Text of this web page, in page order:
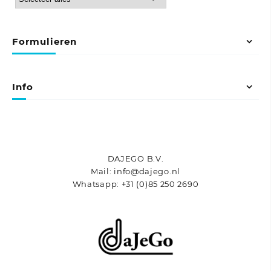
Formulieren
Info
DAJEGO B.V.
Mail: info@dajego.nl
Whatsapp: +31 (0)85 250 2690